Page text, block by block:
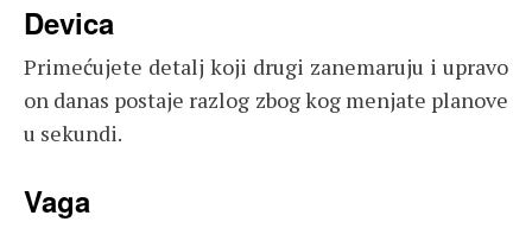
Devica
Primećujete detalj koji drugi zanemaruju i upravo
on danas postaje razlog zbog kog menjate planove
u sekundi.
Vaga